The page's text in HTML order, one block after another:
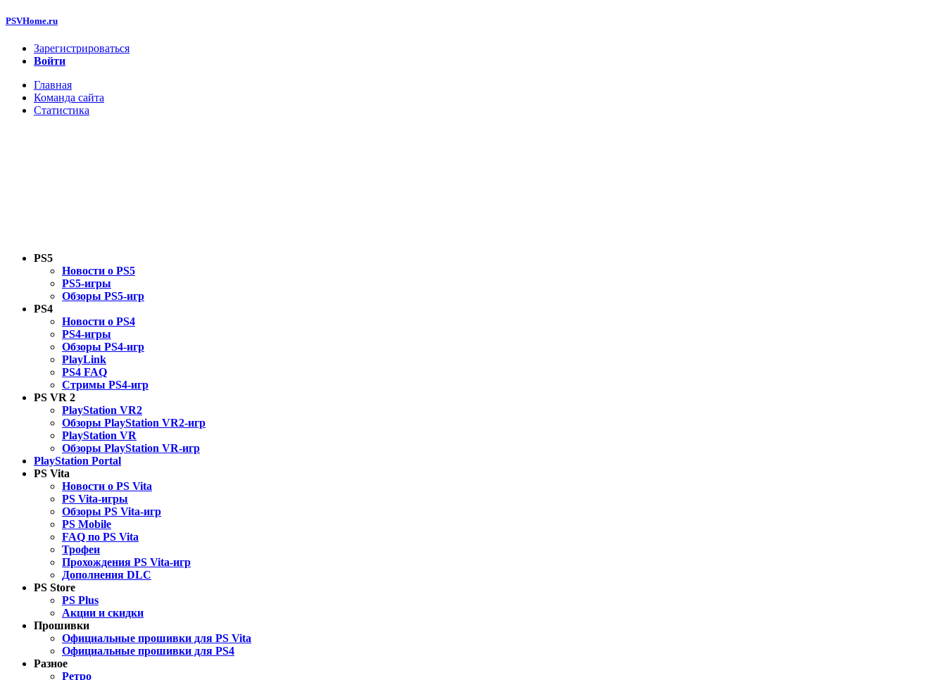
PSVHome.ru
Зарегистрироваться
Войти
Главная
Команда сайта
Статистика
PS5
Новости о PS5
PS5-игры
Обзоры PS5-игр
PS4
Новости о PS4
PS4-игры
Обзоры PS4-игр
PlayLink
PS4 FAQ
Стримы PS4-игр
PS VR 2
PlayStation VR2
Обзоры PlayStation VR2-игр
PlayStation VR
Обзоры PlayStation VR-игр
PlayStation Portal
PS Vita
Новости о PS Vita
PS Vita-игры
Обзоры PS Vita-игр
PS Mobile
FAQ по PS Vita
Трофеи
Прохождения PS Vita-игр
Дополнения DLC
PS Store
PS Plus
Акции и скидки
Прошивки
Официальные прошивки для PS Vita
Официальные прошивки для PS4
Разное
Ретро